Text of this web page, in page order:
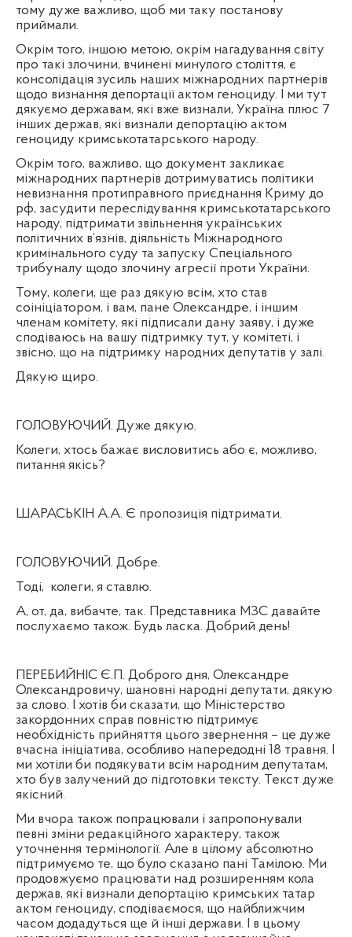
тому дуже важливо, щоб ми таку постанову
приймали.
Окрім того, іншою метою, окрім нагадування світу
про такі злочини, вчинені минулого століття, є
консолідація зусиль наших міжнародних партнерів
щодо визнання депортації актом геноциду. І ми тут
дякуємо державам, які вже визнали, Україна плюс 7
інших держав, які визнали депортацію актом
геноциду кримськотатарського народу.
Окрім того, важливо, що документ закликає
міжнародних партнерів дотримуватись політики
невизнання протиправного приєднання Криму до
рф, засудити переслідування кримськотатарського
народу, підтримати звільнення українських
політичних в’язнів, діяльність Міжнародного
кримінального суду та запуску Спеціального
трибуналу щодо злочину агресії проти України.
Тому, колеги, ще раз дякую всім, хто став
соініціатором, і вам, пане Олександре, і іншим
членам комітету, які підписали дану заяву, і дуже
сподіваюсь на вашу підтримку тут, у комітеті, і
звісно, що на підтримку народних депутатів у залі.
Дякую щиро.
ГОЛОВУЮЧИЙ. Дуже дякую.
Колеги, хтось бажає висловитись або є, можливо,
питання якісь?
ШАРАСЬКІН А.А. Є пропозиція підтримати.
ГОЛОВУЮЧИЙ. Добре.
Тоді, колеги, я ставлю.
А, от, да, вибачте, так. Представника МЗС давайте
послухаємо також. Будь ласка. Добрий день!
ПЕРЕБИЙНІС Є.П. Доброго дня, Олександре
Олександровичу, шановні народні депутати, дякую
за слово. І хотів би сказати, що Міністерство
закордонних справ повністю підтримує
необхідність прийняття цього звернення – це дуже
вчасна ініціатива, особливо напередодні 18 травня. І
ми хотіли би подякувати всім народним депутатам,
хто був залучений до підготовки тексту. Текст дуже
якісний.
Ми вчора також попрацювали і запропонували
певні зміни редакційного характеру, також
уточнення термінології. Але в цілому абсолютно
підтримуємо те, що було сказано пані Тамілою. Ми
продовжуємо працювати над розширенням кола
держав, які визнали депортацію кримських татар
актом геноциду, сподіваємося, що найближчим
часом додадуться ще й інші держави. І в цьому